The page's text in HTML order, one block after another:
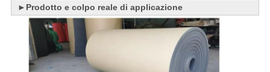
► Prodotto e colpo reale di applicazione